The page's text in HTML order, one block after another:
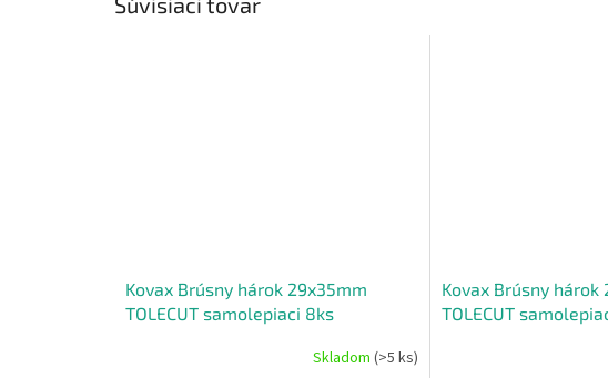
Kovax Brúsny hárok 29x35mm
TOLECUT samolepiaci 8ks
Skladom (>5 ks)
Kovax Brúsny hárok
TOLECUT